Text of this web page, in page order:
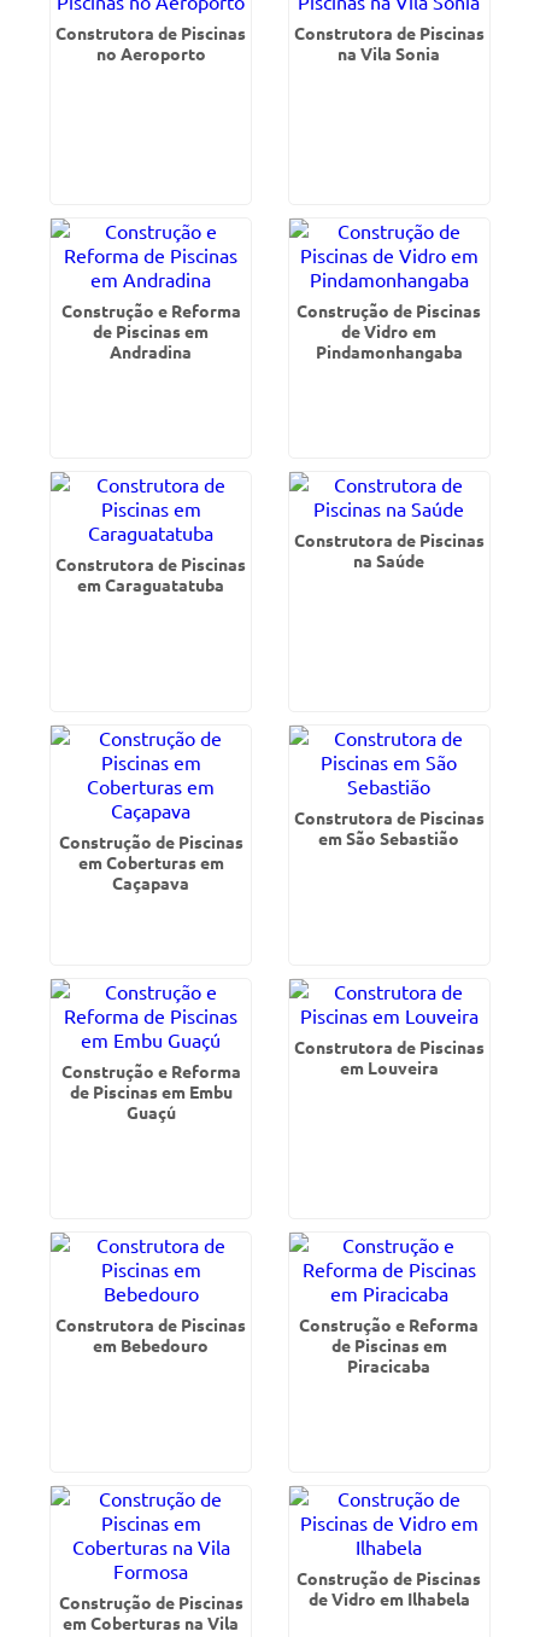
Construtora de Piscinas
no Aeroporto
Construtora de Piscinas
na Vila Sonia
Construção e Reforma
de Piscinas em
Andradina
Construção de Piscinas
de Vidro em
Pindamonhangaba
Construtora de Piscinas
em Caraguatatuba
Construtora de Piscinas
na Saúde
Construção de Piscinas
em Coberturas em
Caçapava
Construtora de Piscinas
em São Sebastião
Construção e Reforma
de Piscinas em Embu
Guaçú
Construtora de Piscinas
em Louveira
Construtora de Piscinas
em Bebedouro
Construção e Reforma
de Piscinas em
Piracicaba
Construção de Piscinas
em Coberturas na Vila
Construção de Piscinas
de Vidro em Ilhabela